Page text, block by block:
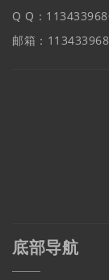
Q Q：
邮箱：
底部导航